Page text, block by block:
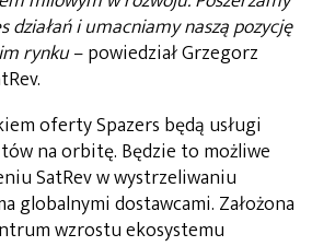
działań i umacniamy naszą pozycję
rynku– powiedział Grzegorz
oferty Spazers będą usługi
na orbitę. Będzie to możliwe
SatRev w wystrzeliwaniu
globalnymi dostawcami. Założona
wzrostu ekosystemu